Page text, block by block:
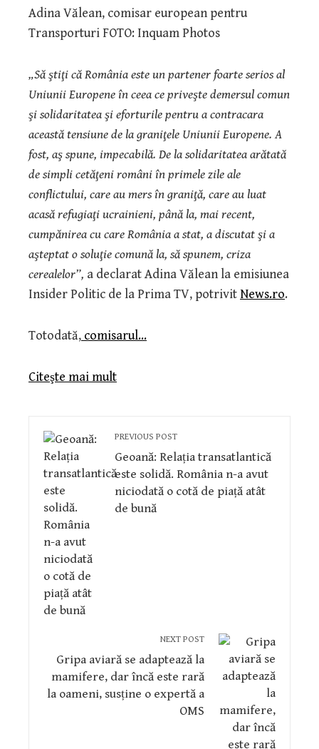
Adina Vălean, comisar european pentru
Transporturi FOTO: Inquam Photos
„Să ştiţi că România este un partener foarte serios al
Uniunii Europene în ceea ce priveşte demersul comun
şi solidaritatea şi eforturile pentru a contracara
această tensiune de la graniţele Uniunii Europene. A
fost, aş spune, impecabilă. De la solidaritatea arătată
de simpli cetăţeni români în primele zile ale
conflictului, care au mers în graniţă, care au luat
acasă refugiaţi ucrainieni, până la, mai recent,
cumpănirea cu care România a stat, a discutat şi a
aşteptat o soluţie comună la, să spunem, criza
cerealelor”, a declarat Adina Vălean la emisiunea
Insider Politic de la Prima TV, potrivitNews.ro.
Totodată, comisarul…
Citeşte mai mult
PREVIOUS POST
Geoană: Relația transatlantică
este solidă. România n-a avut
niciodată o cotă de piață atât
de bună
NEXT POST
Gripa aviară se adaptează la
mamifere, dar încă este rară
la oameni, susține o expertă a
OMS